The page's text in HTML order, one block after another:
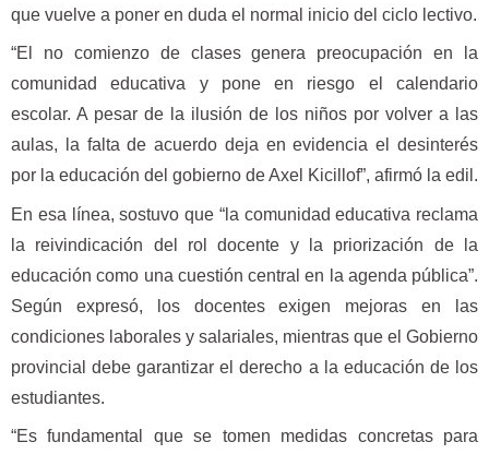
que vuelve a poner en duda el normal inicio del ciclo lectivo.
“El no comienzo de clases genera preocupación en la
comunidad educativa y pone en riesgo el calendario
escolar. A pesar de la ilusión de los niños por volver a las
aulas, la falta de acuerdo deja en evidencia el desinterés
por la educación del gobierno de Axel Kicillof”, afirmó la edil.
En esa línea, sostuvo que “la comunidad educativa reclama
la reivindicación del rol docente y la priorización de la
educación como una cuestión central en la agenda pública”.
Según expresó, los docentes exigen mejoras en las
condiciones laborales y salariales, mientras que el Gobierno
provincial debe garantizar el derecho a la educación de los
estudiantes.
“Es fundamental que se tomen medidas concretas para